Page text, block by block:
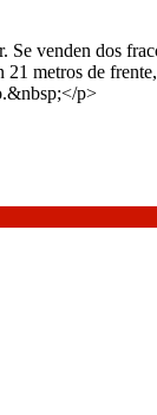
venden dos
metros de
p>